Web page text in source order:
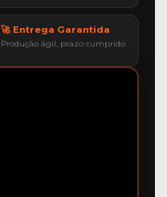
🚀 Entrega Garantida
Produção ágil, prazo cumprido